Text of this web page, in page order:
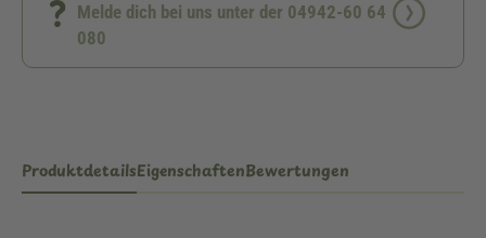
Melde dich bei uns unter der 04942-60 64
080
ProduktdetailsEigenschaftenBewertungen